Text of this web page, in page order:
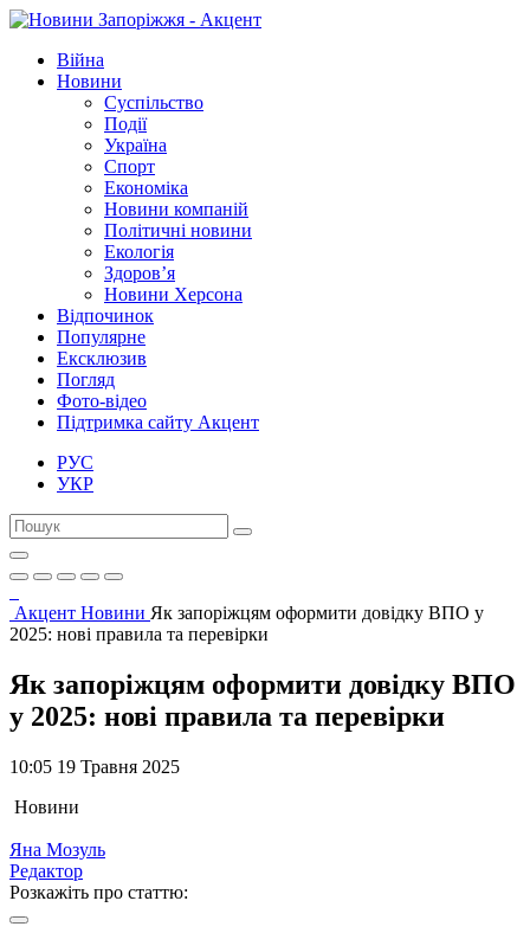
Війна
Новини
Суспільство
Події
Україна
Спорт
Економіка
Новини компаній
Політичні новини
Екологія
Здоров’я
Новини Херсона
Відпочинок
Популярне
Ексклюзив
Погляд
Фото-відео
Підтримка сайту Акцент
РУС
УКР
Акцент Новини Як запоріжцям оформити довідку ВПО у
2025: нові правила та перевірки
Як запоріжцям оформити довідку ВПО
у 2025: нові правила та перевірки
10:05 19 Травня 2025
Новини
Яна Мозуль
Редактор
Розкажіть про статтю: